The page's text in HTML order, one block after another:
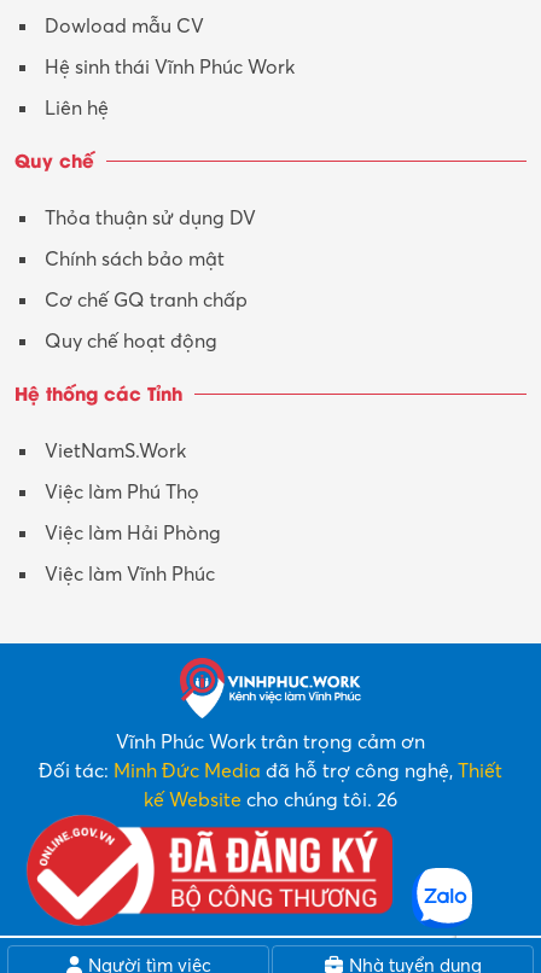
Dowload mẫu CV
Hệ sinh thái Vĩnh Phúc Work
Liên hệ
Quy chế
Thỏa thuận sử dụng DV
Chính sách bảo mật
Cơ chế GQ tranh chấp
Quy chế hoạt động
Hệ thống các Tỉnh
VietNamS.Work
Việc làm Phú Thọ
Việc làm Hải Phòng
Việc làm Vĩnh Phúc
Vĩnh Phúc Work trân trọng cảm ơn
Đối tác: Minh Đức Media đã hỗ trợ công nghệ, Thiết
kế Website cho chúng tôi. 26
Người tìm việc Nhà tuyển dụng